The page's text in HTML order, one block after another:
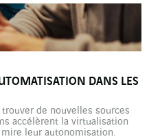
Delpech, expert industrie
l’impulsion de la […]
DANS LES
de nouvelles sources
accélèrent la virtualisation
leur autonomisation.